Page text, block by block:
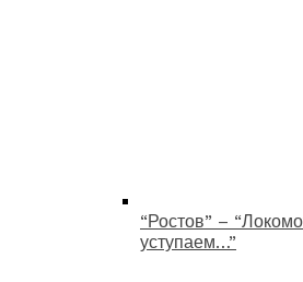
“Ростов” –
уступаем…”